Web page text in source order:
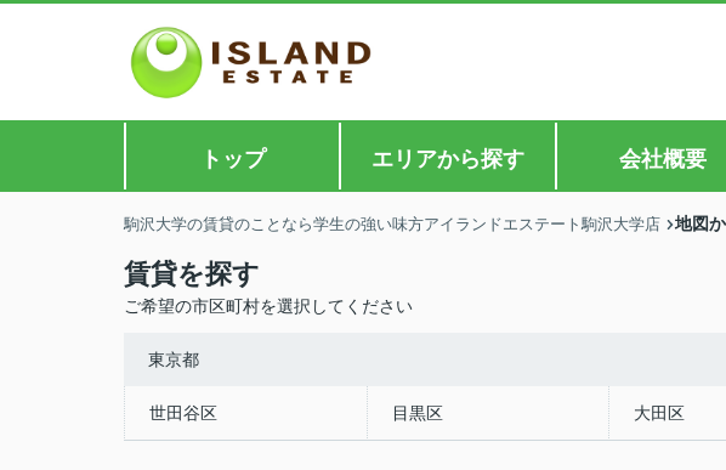
トップ エリアから探す 会社概要
駒沢大学の賃貸のことなら学生の強い味方アイランドエステート駒沢大学店 地図
賃貸を探す
ご希望の市区町村を選択してください
東京都
世田谷区 目黒区 大田区